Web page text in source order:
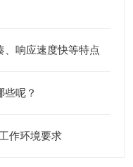
、响应速度快等特点
些呢？
作环境要求